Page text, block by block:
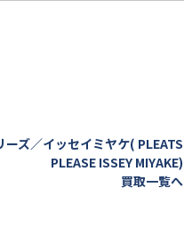
ーズ／イッセイミヤケ( PLEATS
PLEASE ISSEY MIYAKE)
買取一覧へ